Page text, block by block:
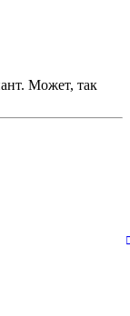
Может, так